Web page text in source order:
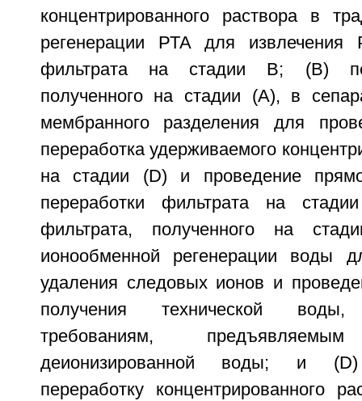
концентрированного раствора в
регенерации РТА для извлечения
фильтрата на стадии В; (В)
полученного на стадии (А), в
мембранного разделения для
переработка удерживаемого
на стадии (D) и проведение
переработки фильтрата на
фильтрата, полученного на
ионообменной регенерации воды
удаления следовых ионов и
получения технической воды,
требованиям,
деионизированной воды; и (D)
переработку концентрированного